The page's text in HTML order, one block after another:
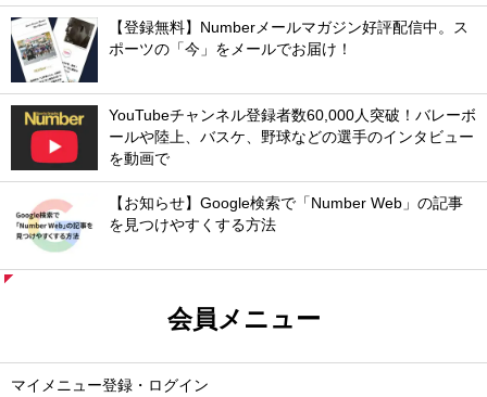
【登録無料】Numberメールマガジン好評配信中。ス
ポーツの「今」をメールでお届け！
YouTubeチャンネル登録者数60,000人突破！バレーボ
ールや陸上、バスケ、野球などの選手のインタビュー
を動画で
【お知らせ】Google検索で「Number Web」の記事
を見つけやすくする方法
会員メニュー
マイメニュー登録・ログイン